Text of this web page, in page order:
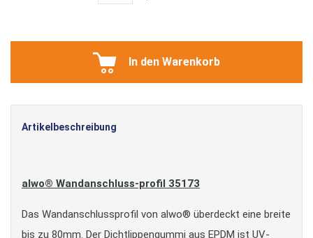
In den Warenkorb
Artikelbeschreibung
alwo® Wandanschluss-profil 35173
Das Wandanschlussprofil von alwo® überdeckt eine breite
bis zu 80mm. Der Dichtlippengummi aus EPDM ist UV-